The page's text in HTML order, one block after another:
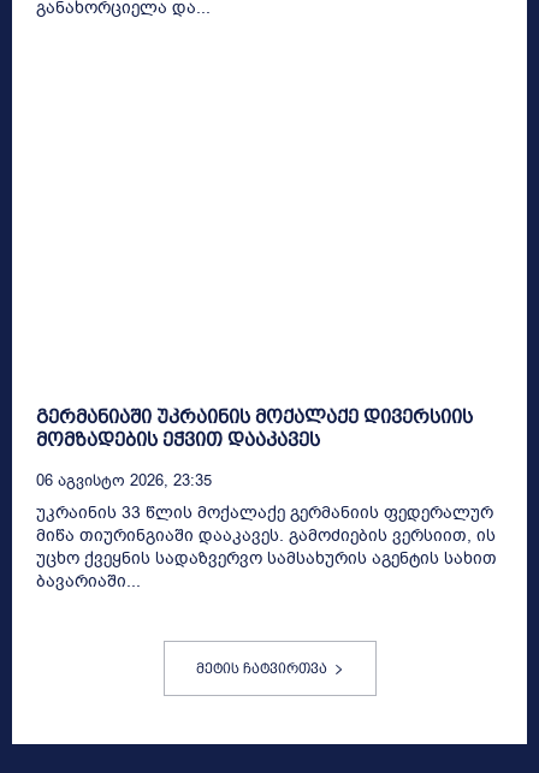
განახორციელა და...
გერმანიაში უკრაინის მოქალაქე დივერსიის
მომზადების ეჭვით დააკავეს
06 Აგვისტო 2026, 23:35
უკრაინის 33 წლის მოქალაქე გერმანიის ფედერალურ
მიწა თიურინგიაში დააკავეს. გამოძიების ვერსიით, ის
უცხო ქვეყნის სადაზვერვო სამსახურის აგენტის სახით
ბავარიაში...
მეტის ჩატვირთვა